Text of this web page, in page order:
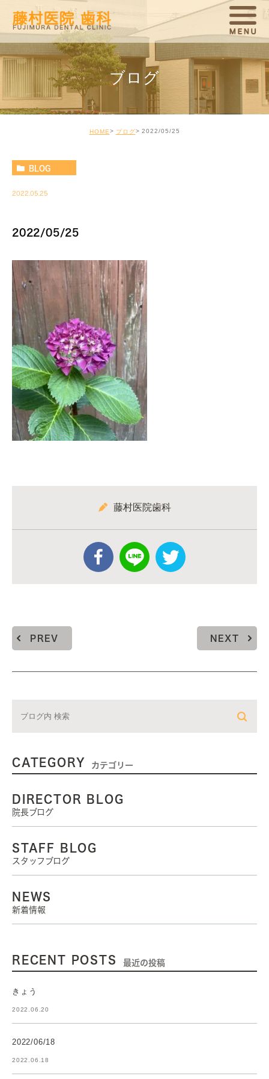
ブログ
HOME ブログ 2022/05/25
BLOG
2022.05.25
2022/05/25
藤村医院歯科
PREV NEXT
CATEGORY カテゴリー
DIRECTOR BLOG
院長ブログ
STAFF BLOG
スタッフブログ
NEWS
新着情報
RECENT POSTS 最近の投稿
きょう
2022.06.20
2022/06/18
2022.06.18